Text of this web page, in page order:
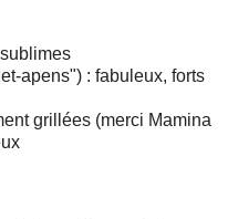
apens") : fabuleux, forts
grillées (merci Mamina